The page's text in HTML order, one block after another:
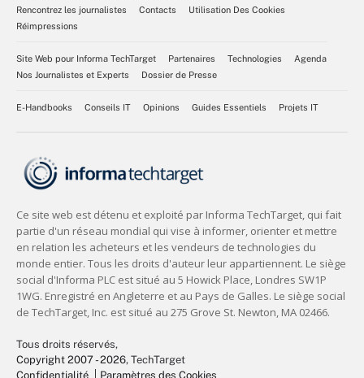
Rencontrez les journalistes
Contacts
Utilisation Des Cookies
Réimpressions
Site Web pour Informa TechTarget Partenaires Technologies
Agenda
Nos Journalistes et Experts
Dossier de Presse
E-Handbooks Conseils IT Opinions Guides Essentiels Projets IT
Tous droits réservés,
Copyright 2007 - 2026, TechTarget
Confidentialité
Paramètres des Cookies